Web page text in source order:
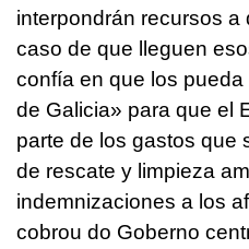
interpondrán recursos a
caso de que lleguen
confía en que los pueda
de Galicia» para que el
parte de los gastos que
de rescate y limpieza
indemnizaciones a los
cobrou do Goberno